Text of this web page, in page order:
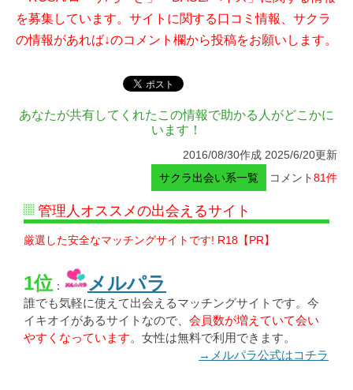
を募集しています。サイトに関する口コミ情報、サクラ
の情報があれば↓のコメント欄から投稿をお願いします。
あなたが共有してくれたこの情報で助かる人がどこかに
います！
2016/08/30作成 2025/6/20更新
サクラ出会い系一覧
コメント81件
管理人オススメの出会えるサイト
厳選した安全なマッチングサイトです! R18【PR】
1位： メルパラ
誰でも気軽に使えて出会えるマッチングサイトです。今
イキオイがあるサイトなので、 会員数が増えていて会い
やすくなっています。女性は無料で利用できます。
→メルパラ公式はコチラ